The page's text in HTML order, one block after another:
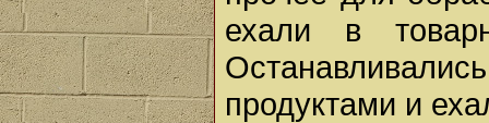
ехали в
продуктами и